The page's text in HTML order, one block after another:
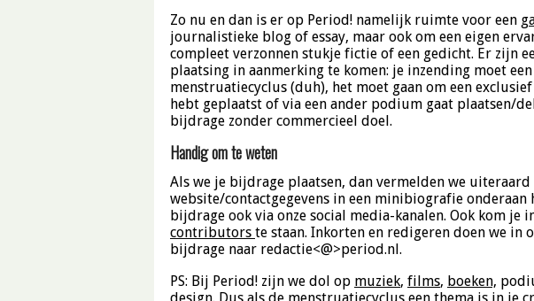
Zo nu en dan is er op Period! namelijk ruimte voor een
journalistieke blog of essay, maar ook om een eigen
compleet verzonnen stukje fictie of een gedicht. Er zijn
plaatsing in aanmerking te komen: je inzending moet
menstruatiecyclus (duh), het moet gaan om een
hebt geplaatst of via een ander podium gaat plaatsen/
bijdrage zonder commercieel doel.
Handig om te weten
Als we je bijdrage plaatsen, dan vermelden we
website/contactgegevens in een minibiografie onderaan
bijdrage ook via onze social media-kanalen. Ook kom je
contributors te staan. Inkorten en redigeren doen we in
bijdrage naar redactie<@>period.nl.
PS: Bij Period! zijn we dol op muziek, films, boeken,